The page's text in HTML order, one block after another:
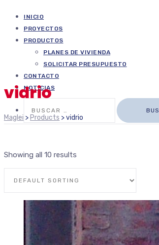
INICIO
PROYECTOS
PRODUCTOS
PLANES DE VIVIENDA
SOLICITAR PRESUPUESTO
CONTACTO
NOTICIAS
vidrio
Maglei > Products >vidrio
Showing all 10 results